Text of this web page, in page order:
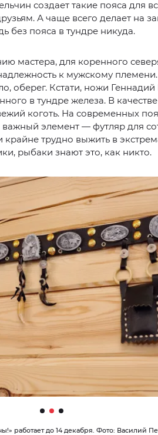
создает такие пояса для
А чаще всего делает на
без пояса в тундре никуда.
мастера, для коренного
к мужскому
оберег. Кстати, ножи
в тундре железа. В
коготь. На современных
элемент — футляр для
крайне трудно выжить в
рыбаки знают это, как никто.
работает до 14 декабря. Фото: Василий